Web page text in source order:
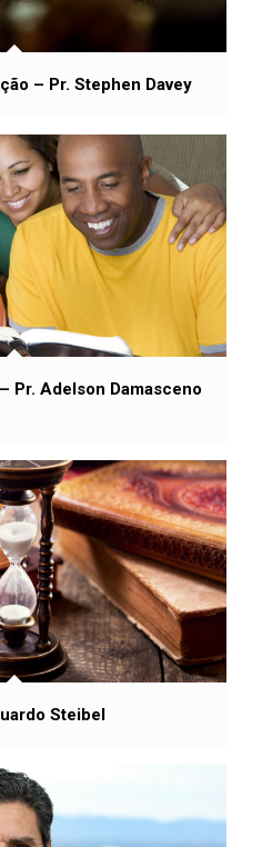
– Pr. Stephen Davey
Pr. Adelson Damasceno
Steibel